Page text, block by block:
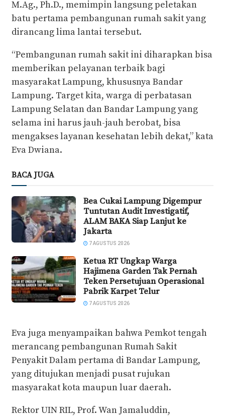
M.Ag., Ph.D., memimpin langsung peletakan
batu pertama pembangunan rumah sakit yang
dirancang lima lantai tersebut.
“Pembangunan rumah sakit ini diharapkan bisa
memberikan pelayanan terbaik bagi
masyarakat Lampung, khususnya Bandar
Lampung. Target kita, warga di perbatasan
Lampung Selatan dan Bandar Lampung yang
selama ini harus jauh-jauh berobat, bisa
mengakses layanan kesehatan lebih dekat,” kata
Eva Dwiana.
BACA JUGA
Bea Cukai Lampung Digempur
Tuntutan Audit Investigatif,
ALAM BAKA Siap Lanjut ke
Jakarta
7 AGUSTUS 2026
Ketua RT Ungkap Warga
Hajimena Garden Tak Pernah
Teken Persetujuan Operasional
Pabrik Karpet Telur
7 AGUSTUS 2026
Eva juga menyampaikan bahwa Pemkot tengah
merancang pembangunan Rumah Sakit
Penyakit Dalam pertama di Bandar Lampung,
yang ditujukan menjadi pusat rujukan
masyarakat kota maupun luar daerah.
Rektor UIN RIL, Prof. Wan Jamaluddin,